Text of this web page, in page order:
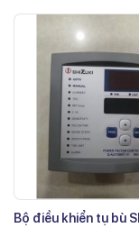
Bộ điều khiển tụ bù